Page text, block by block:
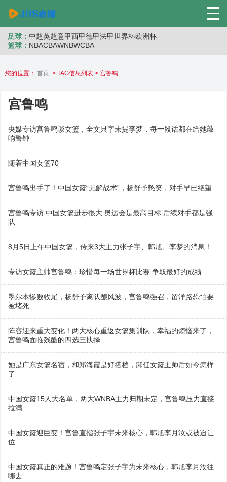
足球： 中超英超意甲西甲德甲法甲世界杯欧洲杯
篮球： NBACBAWNBWCBA
您的位置： 首页 > TAG信息列表 > 宫鲁鸣
宫鲁鸣
央媒专访宫鲁鸣谈女篮，全文只字未提李梦，每一段话都在给她敲
响警钟
随着中国女篮70
宫鲁鸣出手了！中国女篮“无解战术”，杨舒予憋笑，对手早已绝望
宫鲁鸣专访:中国女篮进步很大 奥运会是最高目标 后续对手都是强
队
8月5日上午中国女篮，传来3大主力张子宇、韩旭、李梦的消息！
专访女篮主帅宫鲁鸣：珍惜每一场世界杯比赛 争取最好的成绩
墨尔本惨败收尾，杨舒予离队酿风波，宫鲁鸣强召，留洋路恐怕要
被堵死
阵容迎来重大变化！两大核心重返女篮集训队，幸福的烦恼来了，
宫鲁鸣面临残酷的四选三抉择
她是广东女篮名宿，和郑海霞是好搭档，卸任女篮主帅后如今怎样
了
中国女篮15人大名单，两大WNBA主力归期未定，宫鲁鸣压力直接
拉满
中国女篮迎巨变！宫鲁直指张子宇未来核心，韩旭李月汝或被迫让
位
中国女篮真正的难题！宫鲁鸣定张子宇为未来核心，韩旭李月汝往
哪去